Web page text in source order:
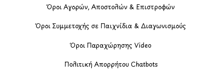
Όροι Αγορών, Αποστολών & Επιστροφών
Όροι Συμμετοχής σε Παιχνίδια & Διαγωνισμούς
Όροι Παραχώρησης Video
Πολιτική Απορρήτου Chatbots